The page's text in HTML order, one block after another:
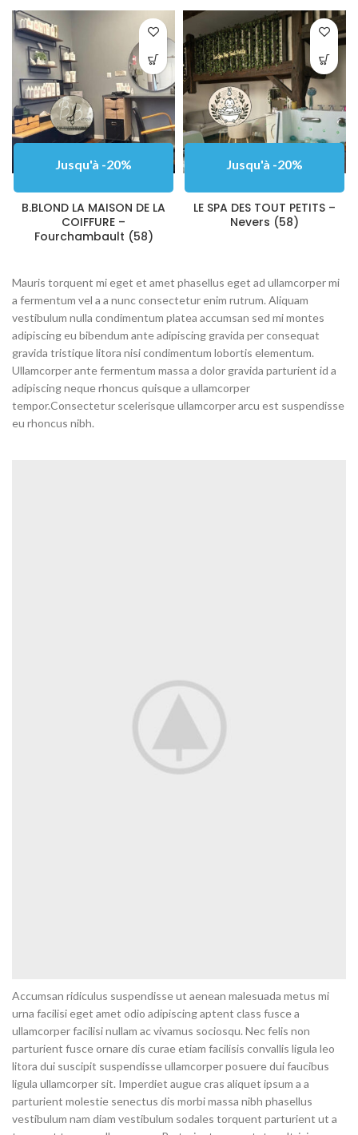
Jusqu'à -20%
B.BLOND LA MAISON DE LA
COIFFURE –
Fourchambault (58)
Jusqu'à -20%
LE SPA DES TOUT PETITS –
Nevers (58)
Mauris torquent mi eget et amet phasellus eget ad ullamcorper mi
a fermentum vel a a nunc consectetur enim rutrum. Aliquam
vestibulum nulla condimentum platea accumsan sed mi montes
adipiscing eu bibendum ante adipiscing gravida per consequat
gravida tristique litora nisi condimentum lobortis elementum.
Ullamcorper ante fermentum massa a dolor gravida parturient id a
adipiscing neque rhoncus quisque a ullamcorper
tempor.Consectetur scelerisque ullamcorper arcu est suspendisse
eu rhoncus nibh.
Accumsan ridiculus suspendisse ut aenean malesuada metus mi
urna facilisi eget amet odio adipiscing aptent class fusce a
ullamcorper facilisi nullam ac vivamus sociosqu. Nec felis non
parturient fusce ornare dis curae etiam facilisis convallis ligula leo
litora dui suscipit suspendisse ullamcorper posuere dui faucibus
ligula ullamcorper sit. Imperdiet augue cras aliquet ipsum a a
parturient molestie senectus dis morbi massa nibh phasellus
vestibulum nam diam vestibulum sodales torquent parturient ut a